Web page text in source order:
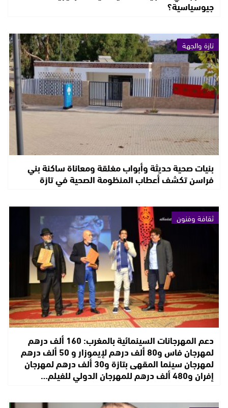
جيوسياسية؟
تازة والجهة
بنيات صحية حديثة وأبواب مغلقة ومعاناة ساكنة بني
فراسن تكشف أعطاب المنظومة الصحية في تازة
ثقافة وفنون
دعم المهرجانات السينمائية بالمغرب: 160 ألف درهم
لمهرجان فاس و80 ألف درهم لإيموزار و 50 ألف درهم
لمهرجان سينما المقهى بتازة و30 ألف درهم لمهرجان
إفران و480 ألف درهم للمهرجان الدولي للفيلم…